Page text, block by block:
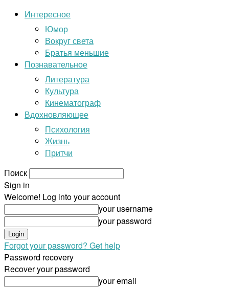
Интересное
Юмор
Вокруг света
Братья меньшие
Познавательное
Литература
Культура
Кинематограф
Вдохновляющее
Психология
Жизнь
Притчи
Поиск
Sign in
Welcome! Log into your account
your username
your password
Forgot your password? Get help
Password recovery
Recover your password
your email